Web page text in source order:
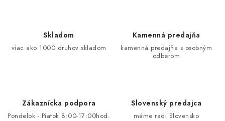
Skladom
viac ako 1000 druhov skladom
Kamenná predajňa
kamenná predajňa s osobným
odberom
Zákaznícka podpora
Pondelok - Piatok 8:00-17:00hod.
Slovenský predajca
máme radi Slovensko